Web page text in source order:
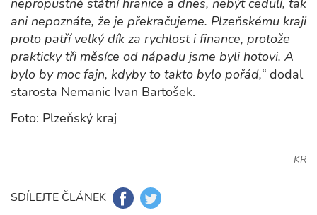
nepropustné státní hranice a dnes, nebýt cedulí, tak
ani nepoznáte, že je překračujeme. Plzeňskému kraji
proto patří velký dík za rychlost i finance, protože
prakticky tři měsíce od nápadu jsme byli hotovi. A
bylo by moc fajn, kdyby to takto bylo pořád,“ dodal
starosta Nemanic Ivan Bartošek.
Foto: Plzeňský kraj
KR
SDÍLEJTE ČLÁNEK